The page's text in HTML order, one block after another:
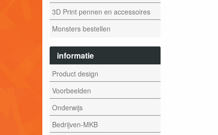
3D Print pennen en accessoires
Monsters bestellen
informatie
Product design
Voorbeelden
Onderwijs
Bedrijven-MKB